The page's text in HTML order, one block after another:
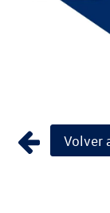
Volver